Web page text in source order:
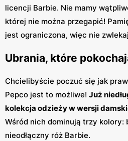
licencji Barbie. Nie mamy
której nie można przegapić!
jest ograniczona, więc nie
Ubrania, które
Chcielibyście poczuć się jak
Pepco jest to możliwe! Już
kolekcja odzieży w wersji
Wśród nich dominują trzy kolory:
nieodłączny róż Barbie.